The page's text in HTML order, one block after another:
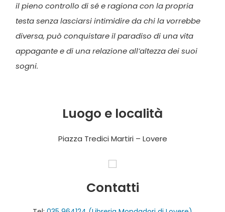
il pieno controllo di sé e ragiona con la propria
testa senza lasciarsi intimidire da chi la vorrebbe
diversa, può conquistare il paradiso di una vita
appagante e di una relazione all’altezza dei suoi
sogni.
Luogo e località
Piazza Tredici Martiri – Lovere
Contatti